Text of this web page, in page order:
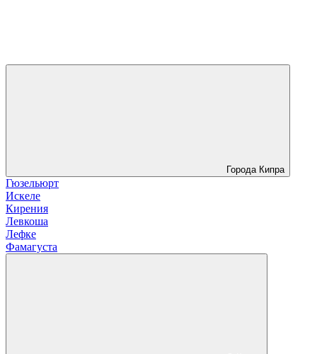
Города Кипра
Гюзельюрт
Искеле
Кирения
Левкоша
Лефке
Фамагуста